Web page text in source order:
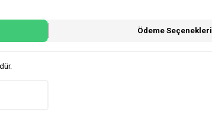
Ödeme Seçenekleri